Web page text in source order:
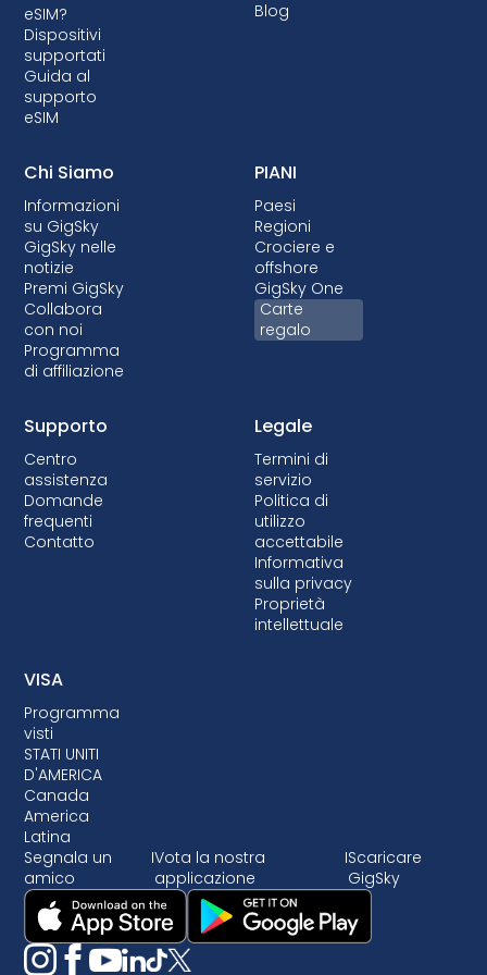
maggior parte dei Paesi, quando viene
effettuato, si tratta quasi sempre di piani
postpagati in cui il dispositivo viene finanziato.
eSIM?
Dispositivi
supportati
Guida al
supporto
eSIM
Blog
Chi Siamo
Informazioni
su GigSky
GigSky nelle
notizie
Premi GigSky
Collabora
con noi
Programma
di affiliazione
PIANI
Paesi
Regioni
Crociere e
offshore
GigSky One
Carte
regalo
Supporto
Centro
assistenza
Domande
frequenti
Contatto
Legale
Termini di
servizio
Politica di
utilizzo
accettabile
Informativa
sulla privacy
Proprietà
intellettuale
VISA
Programma
visti
STATI UNITI
D'AMERICA
Canada
America
Latina
Segnala un
amico
IVota la nostra
applicazione
IScaricare
GigSky